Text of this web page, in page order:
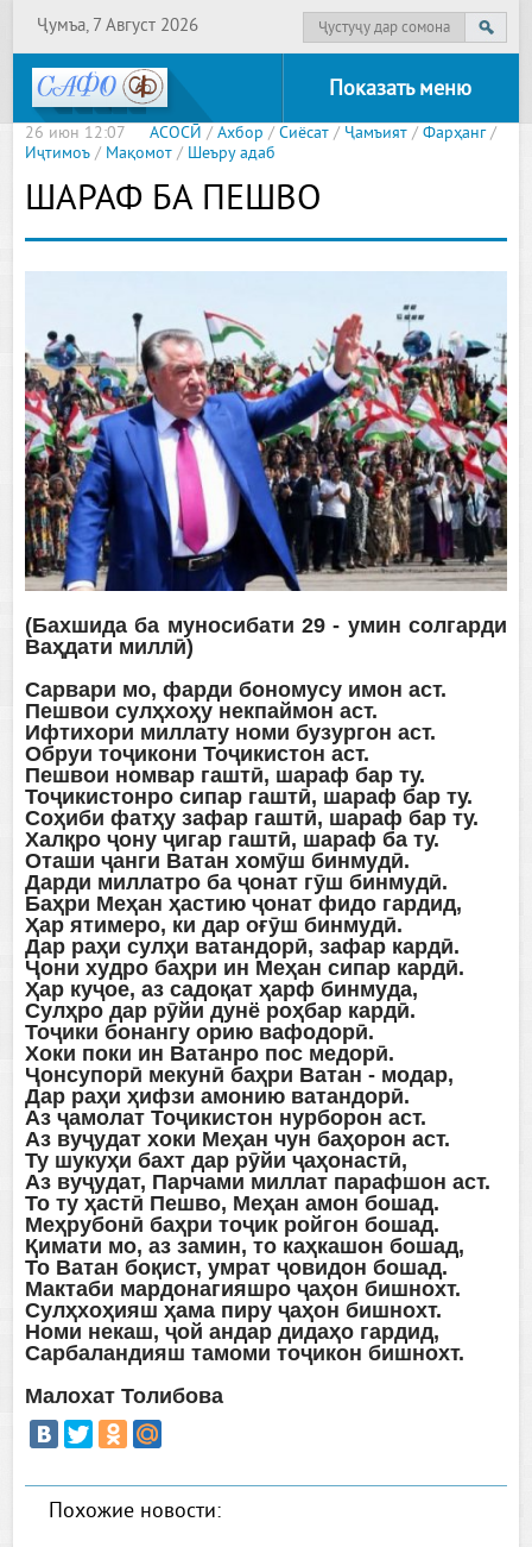
Ҷумъа, 7 Август 2026
Показать меню
26 июн 12:07 АСОСӢ /Ахбор /Сиёсат / Ҷамъият /Фарҳанг/
Иҷтимоъ / Мақомот / Шеъру адаб
ШАРАФ БА ПЕШВО
(Бахшида ба муносибати 29 - умин солгарди
Ваҳдати миллӣ)
Сарвари мо, фарди бономусу имон аст.
Пешвои сулҳхоҳу некпаймон аст.
Ифтихори миллату номи бузургон аст.
Обруи тоҷикони Тоҷикистон аст.
Пешвои номвар гаштӣ, шараф бар ту.
Тоҷикистонро сипар гаштӣ, шараф бар ту.
Соҳиби фатҳу зафар гаштӣ, шараф бар ту.
Халқро ҷону ҷигар гаштӣ, шараф ба ту.
Оташи ҷанги Ватан хомӯш бинмудӣ.
Дарди миллатро ба ҷонат гӯш бинмудӣ.
Баҳри Меҳан ҳастию ҷонат фидо гардид,
Ҳар ятимеро, ки дар оғӯш бинмудӣ.
Дар раҳи сулҳи ватандорӣ, зафар кардӣ.
Ҷони худро баҳри ин Меҳан сипар кардӣ.
Ҳар куҷое, аз садоқат ҳарф бинмуда,
Сулҳро дар рӯйи дунё роҳбар кардӣ.
Тоҷики бонангу орию вафодорӣ.
Хоки поки ин Ватанро пос медорӣ.
Ҷонсупорӣ мекунӣ баҳри Ватан - модар,
Дар раҳи ҳифзи амонию ватандорӣ.
Аз ҷамолат Тоҷикистон нурборон аст.
Аз вуҷудат хоки Меҳан чун баҳорон аст.
Ту шукуҳи бахт дар рӯйи ҷаҳонастӣ,
Аз вуҷудат, Парчами миллат парафшон аст.
То ту ҳастӣ Пешво, Меҳан амон бошад.
Меҳрубонӣ баҳри тоҷик ройгон бошад.
Қимати мо, аз замин, то каҳкашон бошад,
То Ватан боқист, умрат ҷовидон бошад.
Мактаби мардонагияшро ҷаҳон бишнохт.
Сулҳхоҳияш ҳама пиру ҷаҳон бишнохт.
Номи некаш, ҷой андар дидаҳо гардид,
Сарбаландияш тамоми тоҷикон бишнохт.
Малохат Толибова
Похожие новости: